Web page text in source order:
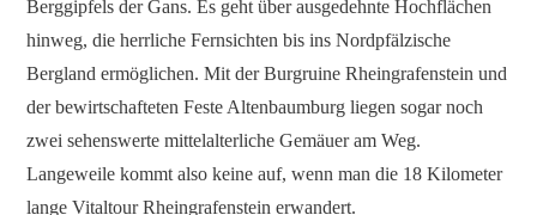
Berggipfels der Gans. Es geht über ausgedehnte Hochflächen
hinweg, die herrliche Fernsichten bis ins Nordpfälzische
Bergland ermöglichen. Mit der Burgruine Rheingrafenstein und
der bewirtschafteten Feste Altenbaumburg liegen sogar noch
zwei sehenswerte mittelalterliche Gemäuer am Weg.
Langeweile kommt also keine auf, wenn man die 18 Kilometer
lange Vitaltour Rheingrafenstein erwandert.